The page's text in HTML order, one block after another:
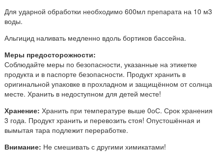
Для ударной обработки необходимо 600мл препарата на 10 м3
воды.
Альгицид наливать медленно вдоль бортиков бассейна.
Меры предосторожности:
Соблюдайте меры по безопасности, указанные на этикетке
продукта и в паспорте безопасности. Продукт хранить в
оригинальной упаковке в прохладном и защищённом от солнца
месте. Хранить в недоступном для детей месте!
Хранение: Хранить при температуре выше 0оС. Срок хранения
3 года. Продукт хранить и перевозить стоя! Опустошённая и
вымытая тара подлежит переработке.
Внимание: Не смешивать с другими химикатами!